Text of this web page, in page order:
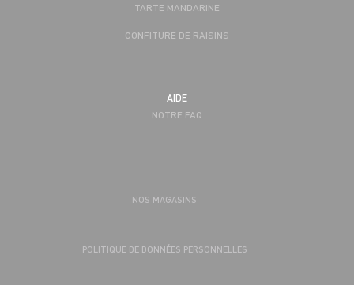
TARTE MANDARINE
CONFITURE DE RAISINS
AIDE
NOTRE FAQ
NOS MAGASINS
POLITIQUE DE DONNÉES PERSONNELLES